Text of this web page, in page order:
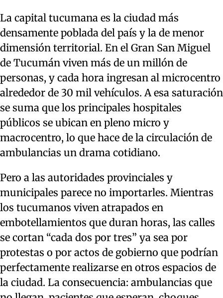
La capital tucumana es la ciudad más
densamente poblada del país y la de menor
dimensión territorial. En el Gran San Miguel
de Tucumán viven más de un millón de
personas, y cada hora ingresan al microcentro
alrededor de 30 mil vehículos. A esa saturación
se suma que los principales hospitales
públicos se ubican en pleno micro y
macrocentro, lo que hace de la circulación de
ambulancias un drama cotidiano.
Pero a las autoridades provinciales y
municipales parece no importarles. Mientras
los tucumanos viven atrapados en
embotellamientos que duran horas, las calles
se cortan “cada dos por tres” ya sea por
protestas o por actos de gobierno que podrían
perfectamente realizarse en otros espacios de
la ciudad. La consecuencia: ambulancias que